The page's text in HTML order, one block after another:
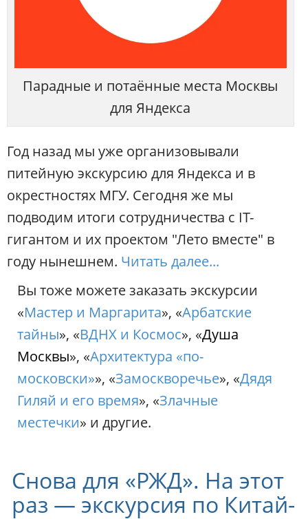
Парадные и потаённые места Москвы
для Яндекса
Год назад мы уже организовывали
питейную экскурсию для Яндекса и в
окрестностях МГУ. Сегодня же мы
подводим итоги сотрудничества с IT-
гигантом и их проектом "Лето вместе" в
году нынешнем. Читать далее...
Вы тоже можете заказать экскурсии
«Мастер и Маргарита», «Арбатские
тайны», «ВДНХ и Космос», «Душа
Москвы», «Архитектура «по-
московски»», «Замоскворечье», «Дядя
Гиляй и его время», «Злачные
местечки» и другие.
Снова для «РЖД». На этот
раз — экскурсия по Китай-